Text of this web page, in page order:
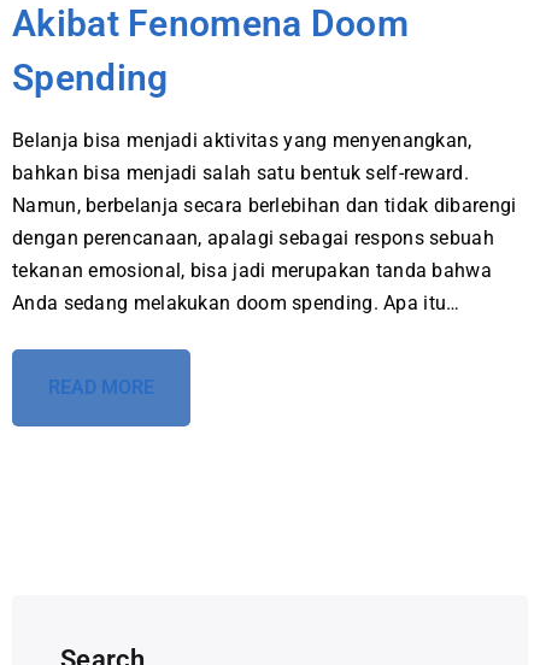
Akibat Fenomena Doom
Spending
Belanja bisa menjadi aktivitas yang menyenangkan,
bahkan bisa menjadi salah satu bentuk self-reward.
Namun, berbelanja secara berlebihan dan tidak dibarengi
dengan perencanaan, apalagi sebagai respons sebuah
tekanan emosional, bisa jadi merupakan tanda bahwa
Anda sedang melakukan doom spending. Apa itu…
READ MORE